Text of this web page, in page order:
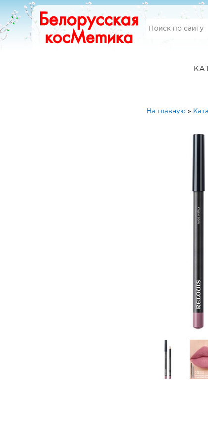
На главную »